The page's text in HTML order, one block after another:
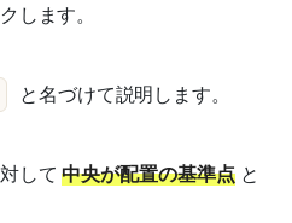
します。
と名づけて説明します。
して中央が配置の基準点と